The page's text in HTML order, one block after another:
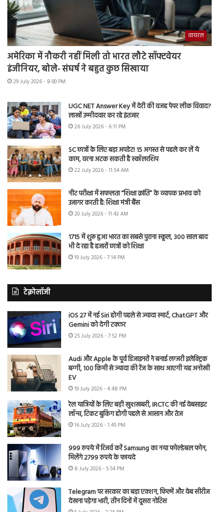
वायरल
अमेरिका में नौकरी नहीं मिली तो भारत लौटे सॉफ्टवेयर
इंजीनियर, बोले- संघर्ष ने बहुत कुछ सिखाया
29 July 2026 - 8:00 PM
UGC NET Answer Key में देरी की वजह पेपर लीक विवाद?
लाखों उम्मीदवार कर रहे इंतजार
26 July 2026 - 6:11 PM
SC छात्रों के लिए बड़ा अपडेट! 15 अगस्त से पहले कर लें ये
काम, वरना अटक सकती है स्कॉलरशिप
22 July 2026 - 11:54 AM
नीट परीक्षा में सफलता “शिक्षा क्रांति” के व्यापक प्रभाव को
उजागर करती है: शिक्षा मंत्री बैंस
20 July 2026 - 11:43 AM
1715 में शुरू हुआ भारत का सबसे पुराना स्कूल, 300 साल बाद
भी दे रहा है हजारों छात्रों को शिक्षा
19 July 2026 - 7:14 PM
टेक्नोलॉजी
iOS 27 में नई Siri होगी पहले से ज्यादा स्मार्ट, ChatGPT और
Gemini को देगी टक्कर
25 July 2026 - 7:52 PM
Audi और Apple के पूर्व डिजाइनरों ने बनाई लग्जरी इलेक्ट्रिक
बग्गी, 100 किमी से ज्यादा की रेंज के साथ आएगी यह अनोखी
EV
19 July 2026 - 4:48 PM
रेल यात्रियों के लिए बड़ी खुशखबरी, IRCTC की नई वेबसाइट
लॉन्च, टिकट बुकिंग होगी पहले से आसान और तेज
16 July 2026 - 1:45 PM
999 रुपये में रिजर्व करें Samsung का नया फोल्डेबल फोन,
मिलेंगे 2799 रुपये के फायदे
8 July 2026 - 5:54 PM
Telegram पर सरकार का बड़ा एक्शन, फिल्में और वेब सीरीज
देखना पड़ेगा भारी, तीन दिनों में दूसरा नोटिस